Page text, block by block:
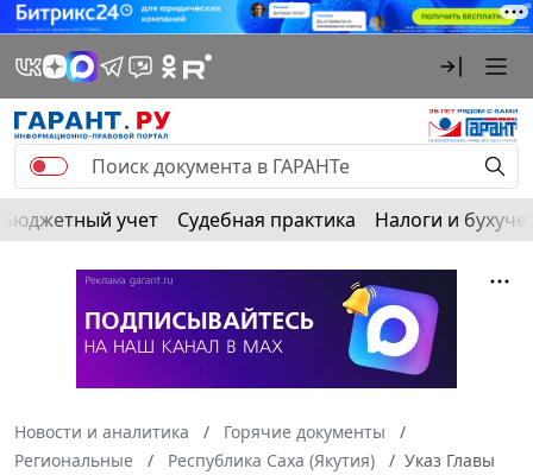
Бюджетный учет Судебная практика Налоги и
Новости и аналитика
Горячие документы
Региональные
Республика Саха (Якутия)
Указ Главы